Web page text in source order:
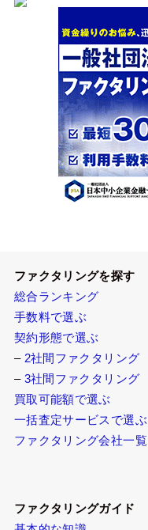
ファクタリングを探す
総合ランキング
手数料で選ぶ
契約形態で選ぶ
– 2社間ファクタリング
– 3社間ファクタリング
買取可能額で選ぶ
一括査定サービスで選ぶ
ファクタリング会社一覧
ファクタリングガイド